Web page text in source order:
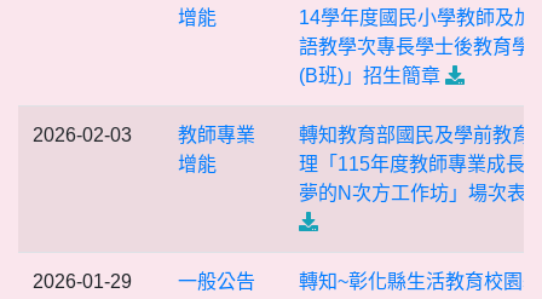
增能
14學年度國民小學教師及加
語教學次專長學士後教育學
(B班)」招生簡章
2026-02-03
教師專業
增能
轉知教育部國民及學前教育
理「115年度教師專業成長
夢的N次方工作坊」場次表
2026-01-29 一般公告
轉知~彰化縣生活教育校園